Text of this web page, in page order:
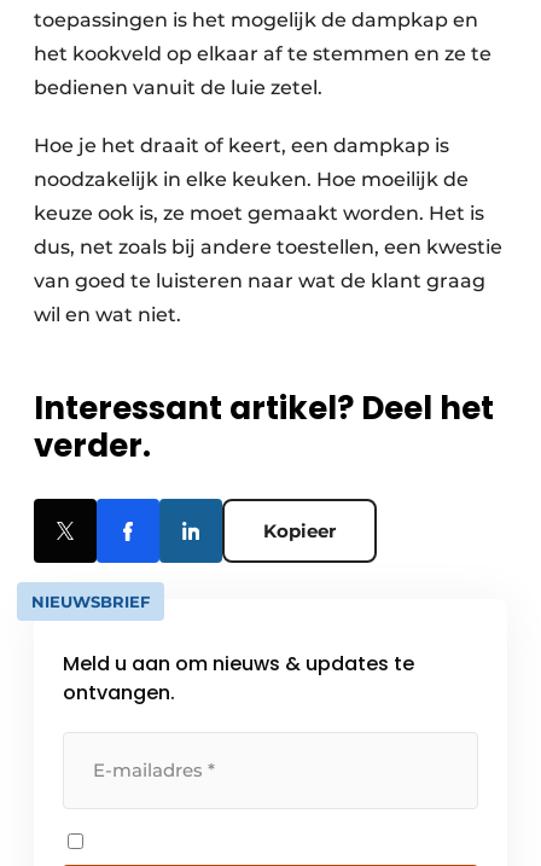
toepassingen is het mogelijk de dampkap en
het kookveld op elkaar af te stemmen en ze te
bedienen vanuit de luie zetel.
Hoe je het draait of keert, een dampkap is
noodzakelijk in elke keuken. Hoe moeilijk de
keuze ook is, ze moet gemaakt worden. Het is
dus, net zoals bij andere toestellen, een kwestie
van goed te luisteren naar wat de klant graag
wil en wat niet.
Interessant artikel? Deel het
verder.
Kopieer
NIEUWSBRIEF
Meld u aan om nieuws & updates te
ontvangen.